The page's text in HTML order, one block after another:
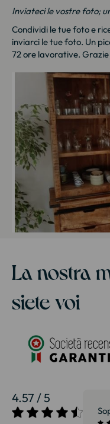
Inviateci le vostre foto;
Condividi le tue foto e
inviarci le tue foto. Un
72 ore lavorative.
La nostra
siete voi
4.57 / 5
27/07/2026